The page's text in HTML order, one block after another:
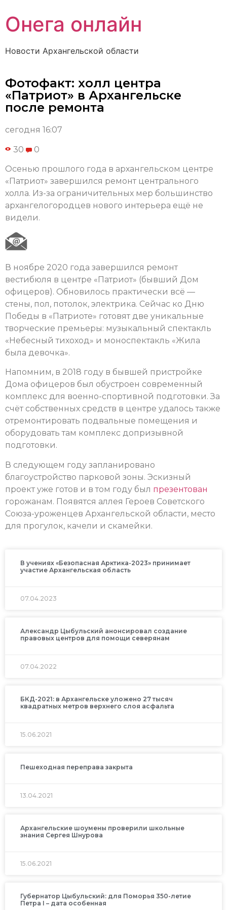
Онега онлайн
Новости Архангельской области
Фотофакт: холл центра
«Патриот» в Архангельске
после ремонта
сегодня 16:07
30 0
Осенью прошлого года в архангельском центре
«Патриот» завершился ремонт центрального
холла. Из-за ограничительных мер большинство
архангелогородцев нового интерьера ещё не
видели.
В ноябре 2020 года завершился ремонт
вестибюля в центре «Патриот» (бывший Дом
офицеров). Обновилось практически всё —
стены, пол, потолок, электрика. Сейчас ко Дню
Победы в «Патриоте» готовят две уникальные
творческие премьеры: музыкальный спектакль
«Небесный тихоход» и моноспектакль «Жила
была девочка».
Напомним, в 2018 году в бывшей пристройке
Дома офицеров был обустроен современный
комплекс для военно-спортивной подготовки. За
счёт собственных средств в центре удалось также
отремонтировать подвальные помещения и
оборудовать там комплекс допризывной
подготовки.
В следующем году запланировано
благоустройство парковой зоны. Эскизный
проект уже готов и в том году был презентован
горожанам. Появятся аллея Героев Советского
Союза-уроженцев Архангельской области, место
для прогулок, качели и скамейки.
В учениях «Безопасная Арктика-2023» принимает
участие Архангельская область
07.04.2023
Александр Цыбульский анонсировал создание
правовых центров для помощи северянам
07.04.2022
БКД-2021: в Архангельске уложено 27 тысяч
квадратных метров верхнего слоя асфальта
15.06.2021
Пешеходная переправа закрыта
13.04.2021
Архангельские шоумены проверили школьные
знания Сергея Шнурова
15.06.2021
Губернатор Цыбульский: для Поморья 350-летие
Петра I – дата особенная